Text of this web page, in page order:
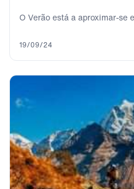
O Verão está a aproximar-se
19/09/24